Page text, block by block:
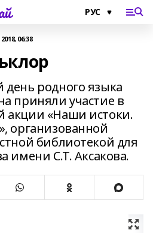
06:38
родного языка
приняли участие в
акции «Наши истоки.
организованной
библиотекой для
имени С.Т. Аксакова.